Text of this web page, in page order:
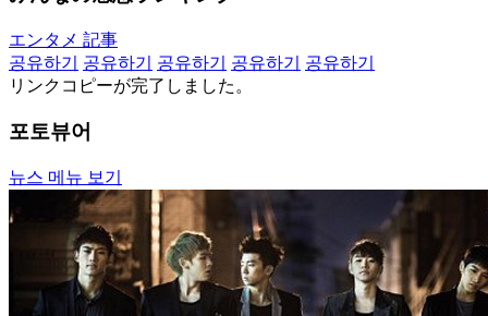
エンタメ 記事
공유하기
공유하기 공유하기 공유하기
공유하기
リンクコピーが完了しました。
포토뷰어
뉴스 메뉴 보기